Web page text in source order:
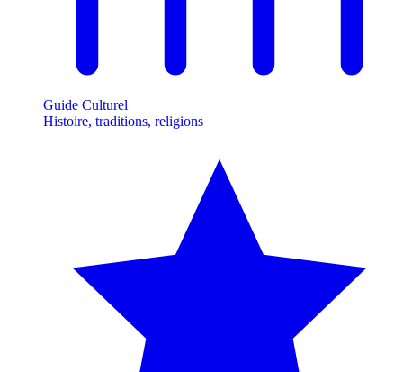
Guide Culturel
Histoire, traditions, religions